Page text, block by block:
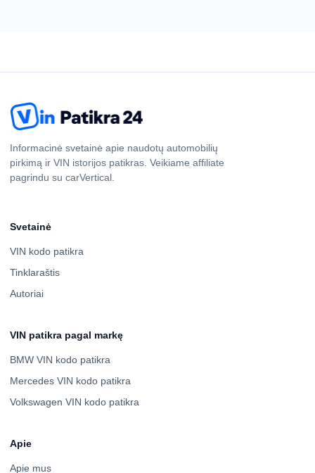
Informacinė svetainė apie naudotų automobilių
pirkimą ir VIN istorijos patikras. Veikiame affiliate
pagrindu su carVertical.
Svetainė
VIN kodo patikra
Tinklaraštis
Autoriai
VIN patikra pagal markę
BMW VIN kodo patikra
Mercedes VIN kodo patikra
Volkswagen VIN kodo patikra
Apie
Apie mus